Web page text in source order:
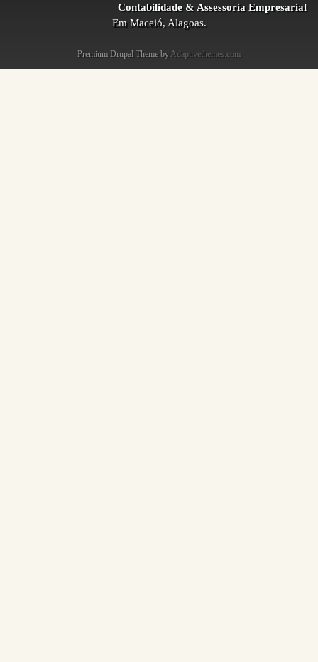
Contabilidade & Assessoria Empresarial
Em Maceió, Alagoas.
Premium Drupal Theme by Adaptivethemes.com